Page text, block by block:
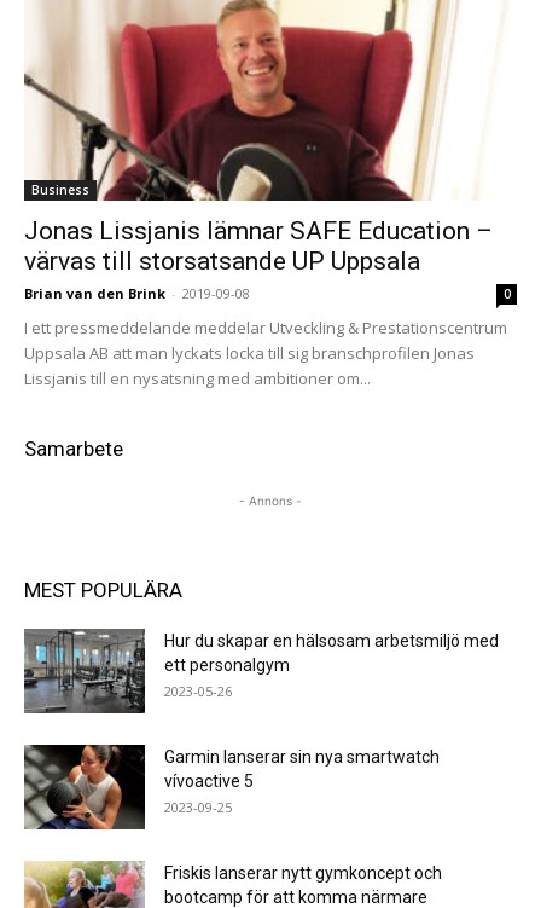
Business
Jonas Lissjanis lämnar SAFE Education –
värvas till storsatsande UP Uppsala
Brian van den Brink - 2019-09-08 0
I ett pressmeddelande meddelar Utveckling & Prestationscentrum
Uppsala AB att man lyckats locka till sig branschprofilen Jonas
Lissjanis till en nysatsning med ambitioner om...
Samarbete
- Annons -
MEST POPULÄRA
Hur du skapar en hälsosam arbetsmiljö med
ett personalgym
2023-05-26
Garmin lanserar sin nya smartwatch
vívoactive 5
2023-09-25
Friskis lanserar nytt gymkoncept och
bootcamp för att komma närmare